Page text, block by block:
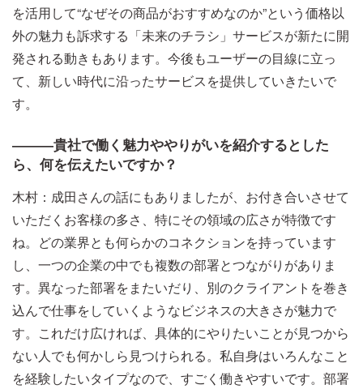
を活用して“なぜその商品がおすすめなのか”という価格以
外の魅力も訴求する「未来のチラシ」サービスが新たに開
発される動きもあります。今後もユーザーの目線に立っ
て、新しい時代に沿ったサービスを提供していきたいで
す。
―――貴社で働く魅力ややりがいを紹介するとした
ら、何を伝えたいですか？
木村：成田さんの話にもありましたが、お付き合いさせて
いただくお客様の多さ、特にその領域の広さが特徴です
ね。どの業界とも何らかのコネクションを持っています
し、一つの企業の中でも複数の部署とつながりがありま
す。異なった部署をまたいだり、別のクライアントを巻き
込んで仕事をしていくようなビジネスの大きさが魅力で
す。これだけ広ければ、具体的にやりたいことが見つから
ない人でも何かしら見つけられる。私自身はいろんなこと
を経験したいタイプなので、すごく働きやすいです。部署